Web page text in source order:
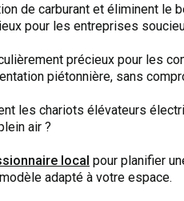
de carburant et éliminent le
pour les entreprises
précieux pour les
piétonnière, sans
les chariots élévateurs
air ?
local pour planifier
adapté à votre espace.